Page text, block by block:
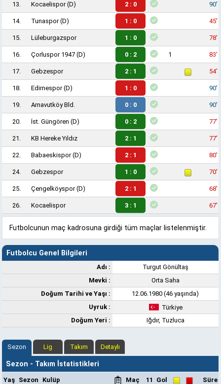
13. Kocaelispor(D) 2 : 0 90'
14. Tunaspor(D) 1 : 0 45'
15. Lüleburgazspor 1 : 0 78'
16. Çorluspor 1947 (D) 0 : 2 1 83'
17. Gebzespor 2 : 1 54'
18. Edirnespor(D) 1 : 0 90'
19. Arnavutköy Bld. 0 : 0 90'
20. İst. Güngören (D) 0 : 2 77'
21. KB Hereke Yıldız 2 : 1 77'
22. Babaeskispor(D) 2 : 1 80'
24. Gebzespor 1 : 0 70'
25. Çengelköyspor(D) 2 : 1 68'
26. Kocaelispor 3 : 1 67'
Futbolcunun maç kadrosuna girdiği tüm maçlar listelenmiştir.
Futbolcu Genel Bilgileri
Adı :
Turgut Gönültaş
Mevki :
Orta Saha
Doğum Tarihi ve Yaşı :
12.06.1980 (46 yaşında)
Uyruk :
Türkiye
Doğum Yeri :
Iğdır, Tuzluca
Sezon Lig Takım Detaylı
Sezon - Takım İstatistikleri
Yaş Sezon Kulüp Maç 11 Gol
Süre